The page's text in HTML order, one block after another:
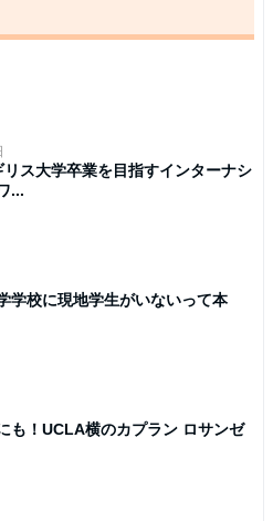
ス大学卒業を目指すインターナシ
...
学校に現地学生がいないって本
も！UCLA横のカプラン ロサンゼ